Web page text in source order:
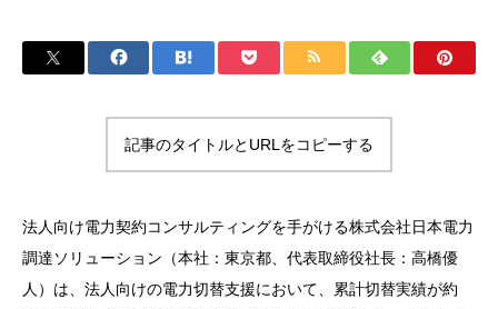
記事のタイトルとURLをコピーする
法人向け電力契約コンサルティングを手がける株式会社日本電力
調達ソリューション（本社：東京都、代表取締役社長：高橋優
人）は、法人向けの電力切替支援において、累計切替実績が約